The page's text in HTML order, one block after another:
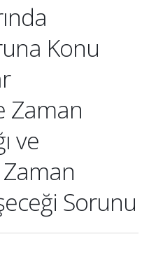
Konu
Zaman
ve
Zaman
Sorunu